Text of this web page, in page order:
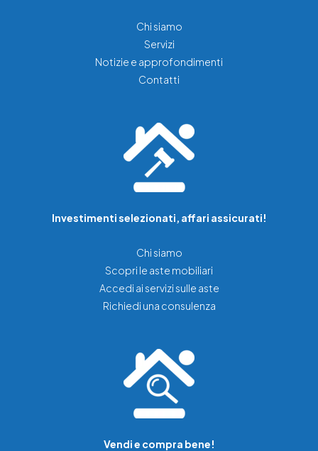
Chi siamo
Servizi
Notizie e approfondimenti
Contatti
Investimenti selezionati, affari assicurati!
Chi siamo
Scopri le aste mobiliari
Accedi ai servizi sulle aste
Richiedi una consulenza
Vendi e compra bene!